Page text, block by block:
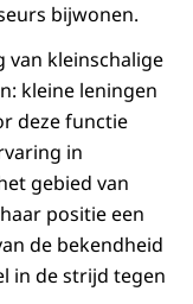
bijwonen.
kleinschalige
kleine leningen
deze functie
in
gebied van
positie een
de bekendheid
in de strijd tegen